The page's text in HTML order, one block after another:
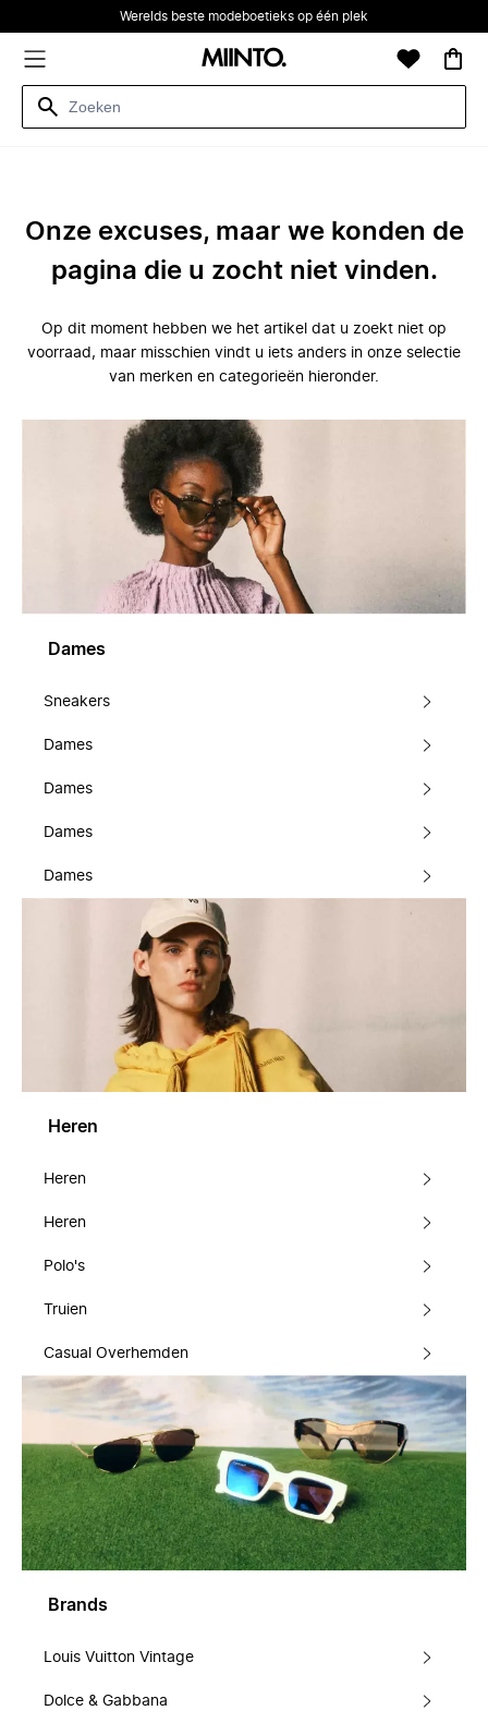
Werelds beste modeboetieks op één plek
Onze excuses, maar we konden de
pagina die u zocht niet vinden.
Op dit moment hebben we het artikel dat u zoekt niet op
voorraad, maar misschien vindt u iets anders in onze selectie
van merken en categorieën hieronder.
Dames
Sneakers
Dames
Dames
Dames
Dames
Heren
Heren
Heren
Polo's
Truien
Casual Overhemden
Brands
Louis Vuitton Vintage
Dolce & Gabbana